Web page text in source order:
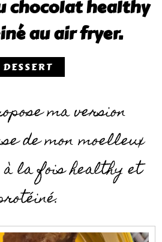
chocolat healthy
au air fryer.
DESSERT
ma version
de mon moelleux
à la fois healthy et